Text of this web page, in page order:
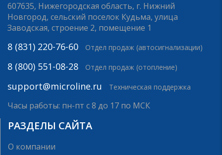
607635, Нижегородская область, г. Нижний
Новгород, сельский поселок Кудьма, улица
Заводская, строение 2, помещение 1
8 (831) 220-76-60 Отдел продаж (автосигнализации)
8 (800) 551-08-28 Отдел продаж (отопление)
support@microline.ru Техническая поддержка
Часы работы: пн-пт с 8 до 17 по МСК
РАЗДЕЛЫ САЙТА
О компании